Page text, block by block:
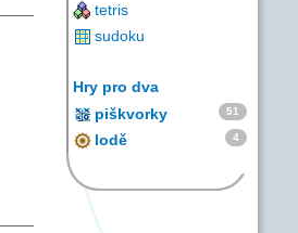
tetris
sudoku
Hry pro dva
piškvorky
51
lodě 4